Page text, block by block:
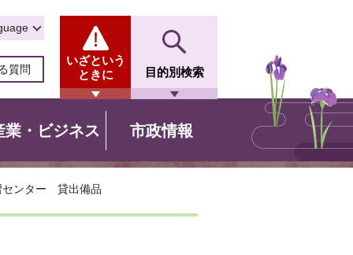
質問
いざという
ときに
目的別検索
業・ビジネス 市政情報
センター 貸出備品